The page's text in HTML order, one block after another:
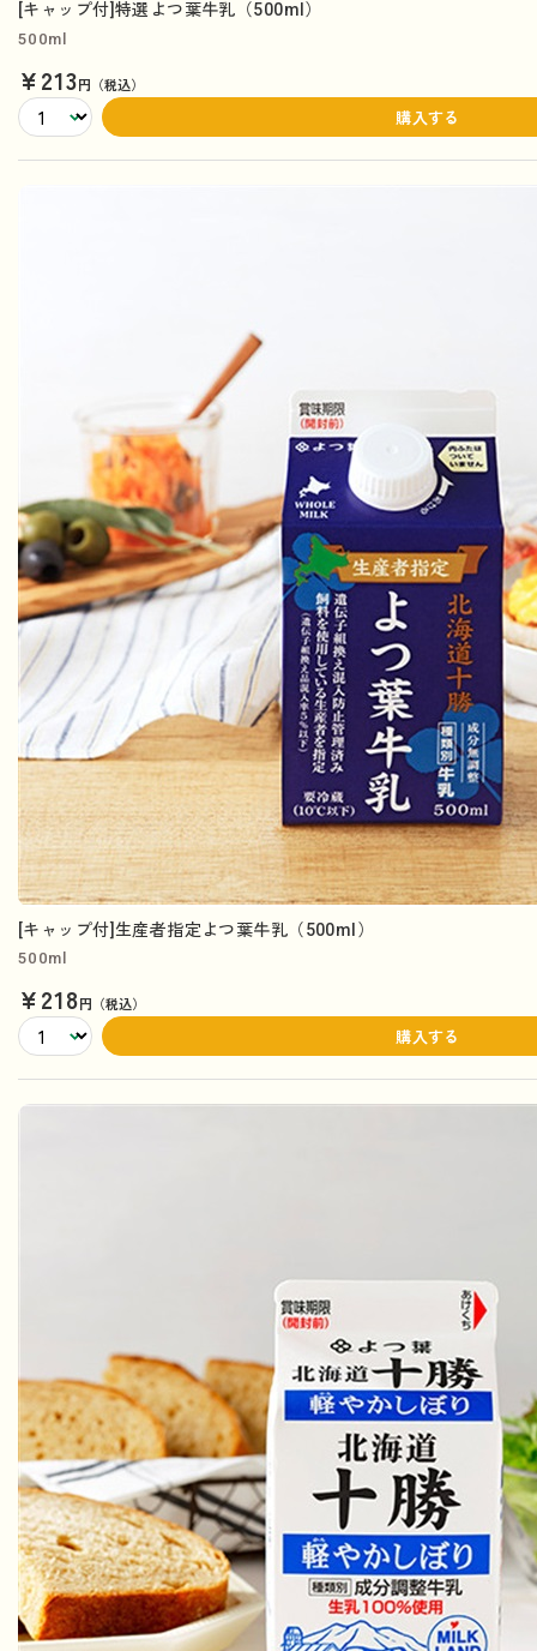
[キャップ付]特選よつ葉牛乳（500ml）
500ml
¥213円（税込）
購入する
[キャップ付]生産者指定よつ葉牛乳（500ml）
500ml
¥218円（税込）
購入する